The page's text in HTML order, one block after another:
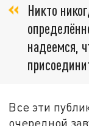
Никто
надеемся,
Все эти
очередной